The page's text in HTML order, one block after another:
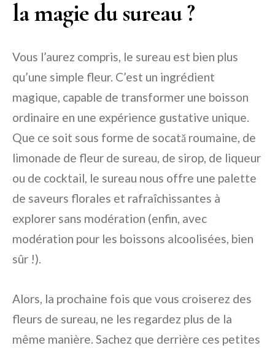
la magie du sureau ?
Vous l’aurez compris, le sureau est bien plus
qu’une simple fleur. C’est un ingrédient
magique, capable de transformer une boisson
ordinaire en une expérience gustative unique.
Que ce soit sous forme de socată roumaine, de
limonade de fleur de sureau, de sirop, de liqueur
ou de cocktail, le sureau nous offre une palette
de saveurs florales et rafraîchissantes à
explorer sans modération (enfin, avec
modération pour les boissons alcoolisées, bien
sûr !).
Alors, la prochaine fois que vous croiserez des
fleurs de sureau, ne les regardez plus de la
même manière. Sachez que derrière ces petites